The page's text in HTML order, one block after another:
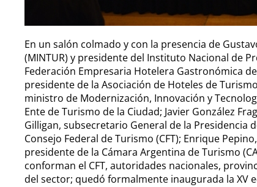
En un salón colmado y con la presencia de
(MINTUR) y presidente del Instituto Nacional de
Federación Empresaria Hotelera Gastronómica
presidente de la Asociación de Hoteles de
ministro de Modernización, Innovación y
Ente de Turismo de la Ciudad; Javier González
Gilligan, subsecretario General de la Presidencia
Consejo Federal de Turismo (CFT); Enrique
presidente de la Cámara Argentina de Turismo
conforman el CFT, autoridades nacionales,
del sector; quedó formalmente inaugurada la XV